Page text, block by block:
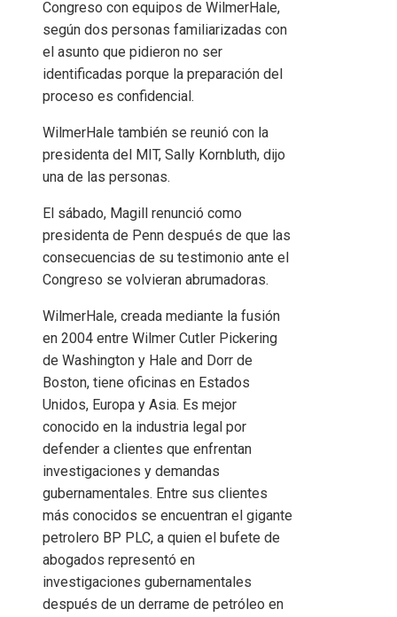
Congreso con equipos de WilmerHale,
según dos personas familiarizadas con
el asunto que pidieron no ser
identificadas porque la preparación del
proceso es confidencial.
WilmerHale también se reunió con la
presidenta del MIT, Sally Kornbluth, dijo
una de las personas.
El sábado, Magill renunció como
presidenta de Penn después de que las
consecuencias de su testimonio ante el
Congreso se volvieran abrumadoras.
WilmerHale, creada mediante la fusión
en 2004 entre Wilmer Cutler Pickering
de Washington y Hale and Dorr de
Boston, tiene oficinas en Estados
Unidos, Europa y Asia. Es mejor
conocido en la industria legal por
defender a clientes que enfrentan
investigaciones y demandas
gubernamentales. Entre sus clientes
más conocidos se encuentran el gigante
petrolero BP PLC, a quien el bufete de
abogados representó en
investigaciones gubernamentales
después de un derrame de petróleo en